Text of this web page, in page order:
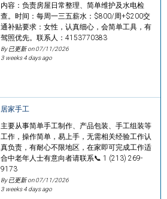
内容：负责房屋日常整理、简单维护及水电检
查。时间：每周一三五薪水：$800/周+$200交
通补贴要求：女性，认真细心，会简单工具，有
驾照优先。联系人：4153770383
By 已更新 on07/11/2026
3 weeks 4 days ago
居家手工
主要从事简单手工制作、产品包装、手工组装等
工作，操作简单，易上手，无需相关经验工作认
真负责，有耐心不限地区，在家即可完成工作适
合中老年人士有意向者请联系📞 1 (213) 269-
9173
By 已更新 on07/11/2026
3 weeks 4 days ago